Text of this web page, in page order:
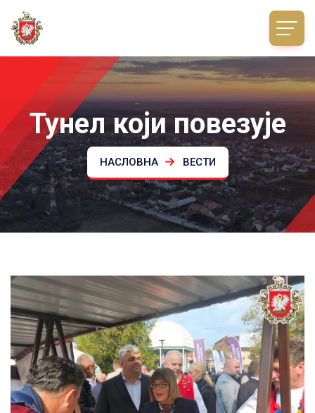
Тунел који повезује
НАСЛОВНА ВЕСТИ